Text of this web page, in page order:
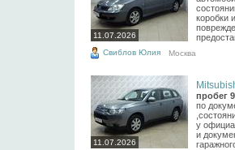
11.07.2026
коробки
Свиблов Юлия Москва
11.07.2026
пробег
по
у
и